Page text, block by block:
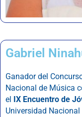
Gabriel
Ganador del
Nacional de Música
el
IX Encuentro de
Universidad